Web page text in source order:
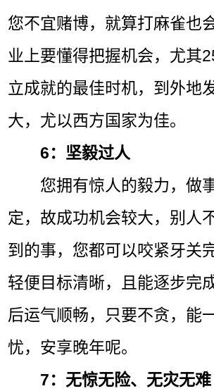
您不宜赌博，就算打麻雀也
业上要懂得把握机会，尤其
立成就的最佳时机，到外地
大，尤以西方国家为佳。
6：坚毅过人
您拥有惊人的毅力，做
定，故成功机会较大，别人
到的事，您都可以咬紧牙关
轻便目标清晰，且能逐步完
后运气顺畅，只要不贪，能
忧，安享晚年呢。
7：无惊无险、无灾无难